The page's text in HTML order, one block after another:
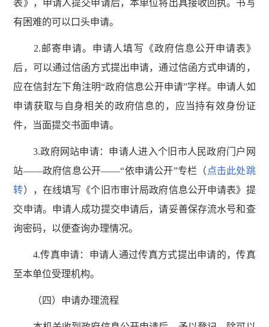
表》，申请人提交申请后，本单位将出具接收回执。书写
有困难的可以口头申请。
2.邮寄申请。申请人填写《政府信息公开申请表》
后，可以通过信函方式提出申请，通过信函方式申请的，
应在信封左下角注明“政府信息公开申请”字样。申请人如
申请获取与自身相关的政府信息的，应当持有效身份证
件，当面提交书面申请。
3.政府网站申请：申请人进入个旧市人民政府门户网
站——政府信息公开——“依申请公开”专栏（ 点击此处跳
转），在线填写《个旧市审计局政府信息公开申请表》提
交申请。申请人成功提交申请后，请妥善保存流水号和查
询密码，以便查询办理情况。
4.传真申请：申请人通过传真方式提出申请的，传真
至本单位受理机构。
（四）申请办理流程